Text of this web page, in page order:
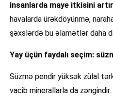
insanlarda maye itkisini
havalarda ürəkdöyünmə,
şəxslərdə bu əlamətlər daha
Yay üçün faydalı seçim:
Süzmə pendir yüksək zülal
vacib minerallarla da